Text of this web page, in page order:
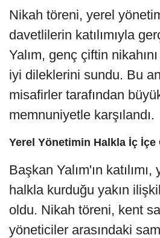
Nikah töreni, yerel
davetlilerin katılımıyla
Yalım, genç çiftin
iyi dileklerini sundu. Bu
misafirler tarafından
memnuniyetle karşılandı.
Yerel Yönetimin Halkla İç İçe
Başkan Yalım'ın
halkla kurduğu yakın
oldu. Nikah töreni, kent
yöneticiler arasındaki